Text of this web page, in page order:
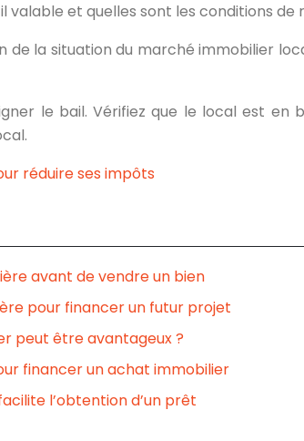
et quelles sont les conditions de
de la situation du marché immobilier
le bail. Vérifiez que le local est
réduire ses impôts
avant de vendre un bien
pour financer un futur projet
peut être avantageux ?
financer un achat immobilier
l’obtention d’un prêt